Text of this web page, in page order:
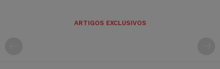
ARTIGOS EXCLUSIVOS